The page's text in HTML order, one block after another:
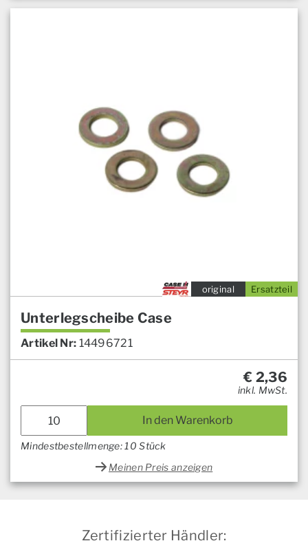
Ersatzteil
original
Unterlegscheibe Case
Artikel Nr: 14496721
€ 2,36
inkl. MwSt.
In den Warenkorb
Mindestbestellmenge: 10 Stück
Meinen Preis anzeigen
Zertifizierter Händler: